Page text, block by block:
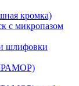
кромка)
с микропазом
шлифовки